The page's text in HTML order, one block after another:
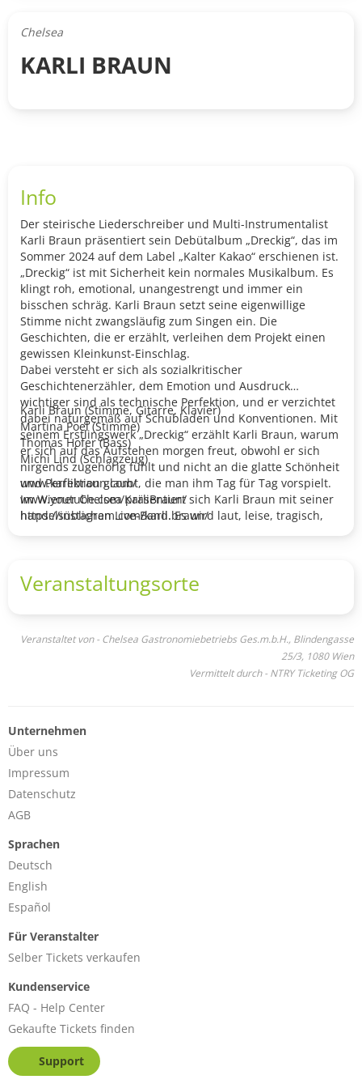
Chelsea
KARLI BRAUN
Info
Der steirische Liederschreiber und Multi-Instrumentalist
Karli Braun präsentiert sein Debütalbum „Dreckig“, das im
Sommer 2024 auf dem Label „Kalter Kakao“ erschienen ist.
„Dreckig“ ist mit Sicherheit kein normales Musikalbum. Es
klingt roh, emotional, unangestrengt und immer ein
bisschen schräg. Karli Braun setzt seine eigenwillige
Stimme nicht zwangsläufig zum Singen ein. Die
Geschichten, die er erzählt, verleihen dem Projekt einen
gewissen Kleinkunst-Einschlag.
Dabei versteht er sich als sozialkritischer
Geschichtenerzähler, dem Emotion und Ausdruck
wichtiger sind als technische Perfektion, und er verzichtet
dabei naturgemäß auf Schubladen und Konventionen. Mit
seinem Erstlingswerk „Dreckig“ erzählt Karli Braun, warum
er sich auf das Aufstehen morgen freut, obwohl er sich
nirgends zugehörig fühlt und nicht an die glatte Schönheit
und Perfektion glaubt, die man ihm Tag für Tag vorspielt.
Im Wiener Chelsea präsentiert sich Karli Braun mit seiner
handelsüblichen Live-Band. Es wird laut, leise, tragisch,
Karli Braun (Stimme, Gitarre, Klavier)
Martina Poel (Stimme)
Thomas Hofer (Bass)
Michi Lind (Schlagzeug)
www.karlibraun.com/
www.youtube.com/KarliBraun/
https://instagram.com/karli.braun/
Veranstaltungsorte
Veranstaltet von - Chelsea Gastronomiebetriebs Ges.m.b.H., Blindengasse
25/3, 1080 Wien
Vermittelt durch - NTRY Ticketing OG
Unternehmen
Über uns
Impressum
Datenschutz
AGB
Sprachen
Deutsch
English
Español
Für Veranstalter
Selber Tickets verkaufen
Kundenservice
FAQ - Help Center
Gekaufte Tickets finden
Support